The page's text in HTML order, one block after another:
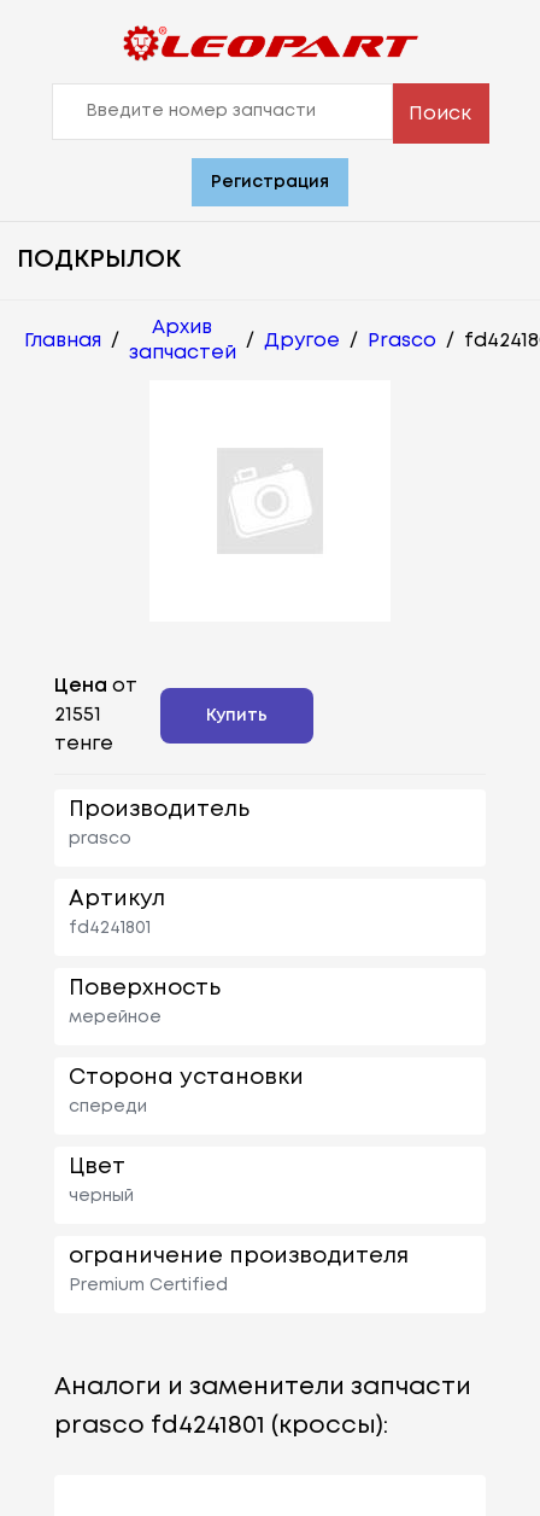
Поиск
Регистрация
ПОДКРЫЛОК
Главная /
Архив
запчастей
/ Другое / Prasco /
Цена от
21551
тенге
Купить
Производитель
prasco
Артикул
fd4241801
Поверхность
мерейное
Сторона установки
спереди
Цвет
черный
ограничение производителя
Premium Certified
Аналоги и заменители запчасти
prasco fd4241801 (кроссы):